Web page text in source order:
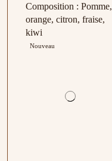
Composition : Pomme,
orange, citron, fraise,
kiwi
Nouveau